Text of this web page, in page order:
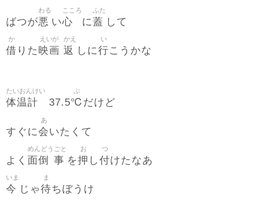
ばつが悪
わる
い心
こころ
に蓋
ふた
して
借
か
りた 映画
えいが
返
かえ
しに行
い
こうかな
体温計
たいおんけい
37.5℃
ぶ
だけど
すぐに会
あ
いたくて
よく 面倒
めんどう
事
ごと
を押
お
し付
つ
けたなあ
今
いま
じゃ待
ま
ちぼうけ